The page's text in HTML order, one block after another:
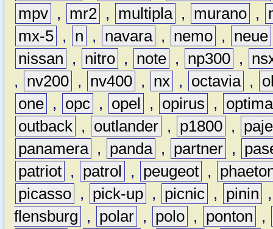
mpv , mr2 , multipla , murano ,
mx-5 , n , navara , nemo , neue
nissan
, nitro , note , np300 ,
,
nv200 , nv400 , nx , octavia ,
one , opc , opel , opirus ,
optima
outback , outlander , p1800 ,
panamera , panda , partner ,
patriot , patrol , peugeot ,
picasso , pick-up , picnic , pinin
flensburg
, polar , polo , ponton
,